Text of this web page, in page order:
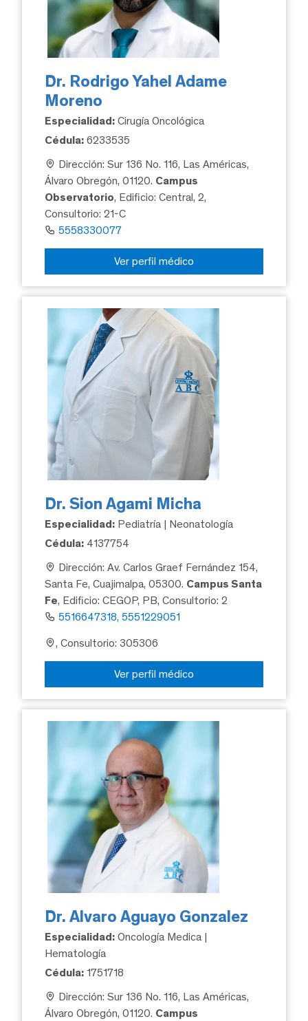
Dr. Rodrigo Yahel Adame
Moreno
Especialidad: Cirugía Oncológica
Cédula: 6233535
Dirección: Sur 136 No. 116, Las Américas,
Álvaro Obregón, 01120. Campus
Observatorio, Edificio: Central, 2,
Consultorio: 21-C
5558330077
Ver perfil médico
Dr. Sion Agami Micha
Especialidad: Pediatría | Neonatología
Cédula: 4137754
Dirección: Av. Carlos Graef Fernández 154,
Santa Fe, Cuajimalpa, 05300. Campus Santa
Fe, Edificio: CEGOP, PB, Consultorio: 2
5516647318, 5551229051
, Consultorio: 305306
Ver perfil médico
Dr. Alvaro Aguayo Gonzalez
Especialidad: Oncología Medica |
Hematología
Cédula: 1751718
Dirección: Sur 136 No. 116, Las Américas,
Álvaro Obregón, 01120. Campus